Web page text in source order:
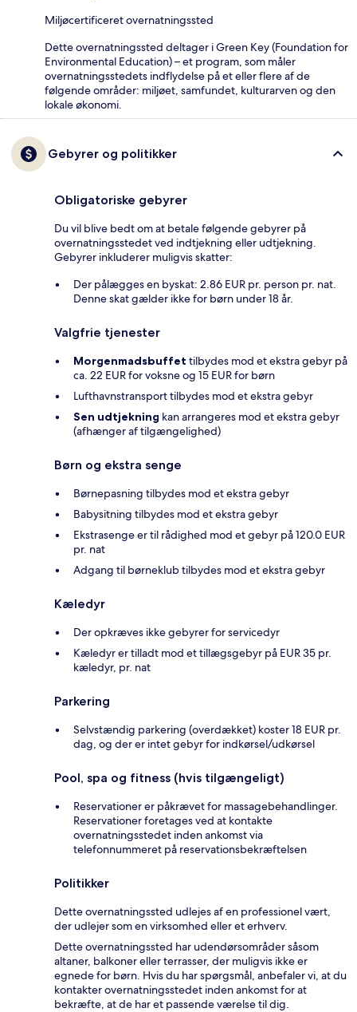
Miljøcertificeret overnatningssted
Dette overnatningssted deltager i Green Key (Foundation for
Environmental Education) – et program, som måler
overnatningsstedets indflydelse på et eller flere af de
følgende områder: miljøet, samfundet, kulturarven og den
lokale økonomi.
Gebyrer og politikker
Obligatoriske gebyrer
Du vil blive bedt om at betale følgende gebyrer på
overnatningsstedet ved indtjekning eller udtjekning.
Gebyrer inkluderer muligvis skatter:
Der pålægges en byskat: 2.86 EUR pr. person pr. nat.
Denne skat gælder ikke for børn under 18 år.
Valgfrie tjenester
Morgenmadsbuffet tilbydes mod et ekstra gebyr på
ca. 22 EUR for voksne og 15 EUR for børn
Lufthavnstransport tilbydes mod et ekstra gebyr
Sen udtjekning kan arrangeres mod et ekstra gebyr
(afhænger af tilgængelighed)
Børn og ekstra senge
Børnepasning tilbydes mod et ekstra gebyr
Babysitning tilbydes mod et ekstra gebyr
Ekstrasenge er til rådighed mod et gebyr på 120.0 EUR
pr. nat
Adgang til børneklub tilbydes mod et ekstra gebyr
Kæledyr
Der opkræves ikke gebyrer for servicedyr
Kæledyr er tilladt mod et tillægsgebyr på EUR 35 pr.
kæledyr, pr. nat
Parkering
Selvstændig parkering (overdækket) koster 18 EUR pr.
dag, og der er intet gebyr for indkørsel/udkørsel
Pool, spa og fitness (hvis tilgængeligt)
Reservationer er påkrævet for massagebehandlinger.
Reservationer foretages ved at kontakte
overnatningsstedet inden ankomst via
telefonnummeret på reservationsbekræftelsen
Politikker
Dette overnatningssted udlejes af en professionel vært,
der udlejer som en virksomhed eller et erhverv.
Dette overnatningssted har udendørsområder såsom
altaner, balkoner eller terrasser, der muligvis ikke er
egnede for børn. Hvis du har spørgsmål, anbefaler vi, at du
kontakter overnatningsstedet inden ankomst for at
bekræfte, at de har et passende værelse til dig.